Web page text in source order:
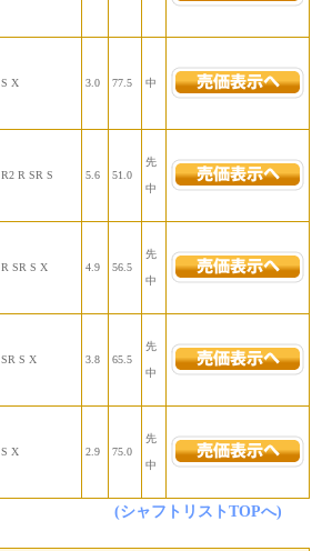
S X 3.0 77.5 中
R2 R SR S 5.6 51.0
先
中
R SR S X 4.9 56.5
先
中
SR S X 3.8 65.5
先
中
S X 2.9 75.0
先
中
(シャフトリストTOPへ)